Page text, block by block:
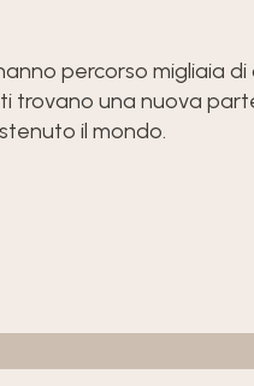
percorso migliaia
trovano una nuova
il mondo.